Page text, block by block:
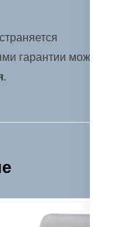
гарантии можно
.